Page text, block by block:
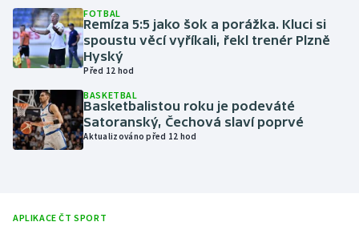
Motorsport
Olympijské hry
Parasport
Plavání
FOTBAL
Remíza 5:5 jako šok a porážka. Kluci si
spoustu věcí vyříkali, řekl trenér Plzně
Hyský
Před 12 hod
BASKETBAL
Basketbalistou roku je podeváté
Satoranský, Čechová slaví poprvé
Aktualizováno před 12 hod
APLIKACE ČT SPORT